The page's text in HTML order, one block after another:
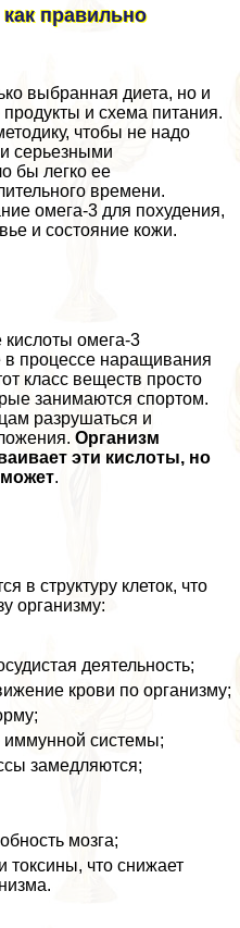
правильно
выбранная диета, но и
и схема питания.
чтобы не надо
серьезными
бы легко ее
времени.
омега-3 для похудения,
и состояние кожи.
омега-3
в процессе наращивания
класс веществ просто
занимаются спортом.
разрушаться и
Организм
эти кислоты, но
.
в структуру клеток, что
организму:
деятельность;
крови по организму;
иммунной системы;
замедляются;
мозга;
токсины, что снижает